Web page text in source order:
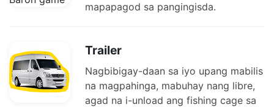
mapapagod sa pangingisda.
Trailer
Nagbibigay-daan sa iyo upang mabilis
na magpahinga, mabuhay nang libre,
agad na i-unload ang fishing cage sa